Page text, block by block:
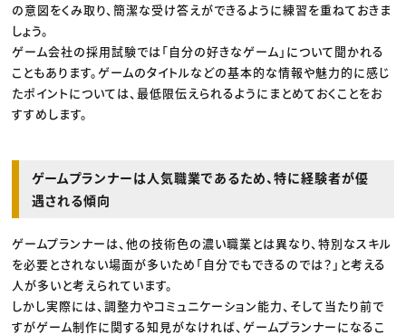
の意図をくみ取り、簡潔な受け答えができるように練習を重ねておきま
しょう。
ゲーム会社の採用試験では「自分の好きなゲーム」について聞かれる
こともあります。ゲームのタイトルなどの基本的な情報や魅力的に感じ
たポイントについては、最低限伝えられるようにまとめておくことをお
すすめします。
ゲームプランナーは人気職業であるため、特に経験者が優
遇される傾向
ゲームプランナーは、他の技術色の濃い職業とは異なり、特別なスキル
を必要とされない場面が多いため「自分でもできるのでは？」と考える
人が多いと考えられています。
しかし実際には、調整力やコミュニケーション能力、そして当たり前で
すがゲーム制作に関する知見がなければ、ゲームプランナーになるこ